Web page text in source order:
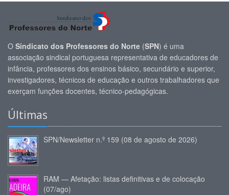
O Sindicato dos Professores do Norte (SPN) é uma
associação sindical portuguesa representativa de educadores de
infância, professores dos ensinos básico, secundário e superior,
investigadores, técnicos de educação e outros trabalhadores que
exerçam funções docentes, técnico-pedagógicas.
Últimas
SPN/Newsletter n.º 159 (08 de agosto de 2026)
RAM — Afetação: listas definitivas e de colocação
(07/ago)